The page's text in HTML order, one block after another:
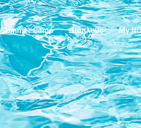
Summer Camp Διάπλους My